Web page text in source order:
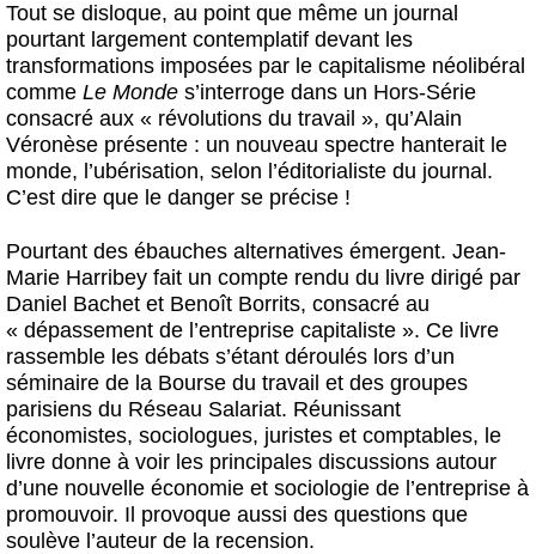
Tout se disloque, au point que même un journal
pourtant largement contemplatif devant les
transformations imposées par le capitalisme néolibéral
comme Le Monde s’interroge dans un Hors-Série
consacré aux « révolutions du travail », qu’Alain
Véronèse présente : un nouveau spectre hanterait le
monde, l’ubérisation, selon l’éditorialiste du journal.
C’est dire que le danger se précise !
Pourtant des ébauches alternatives émergent. Jean-
Marie Harribey fait un compte rendu du livre dirigé par
Daniel Bachet et Benoît Borrits, consacré au
« dépassement de l’entreprise capitaliste ». Ce livre
rassemble les débats s’étant déroulés lors d’un
séminaire de la Bourse du travail et des groupes
parisiens du Réseau Salariat. Réunissant
économistes, sociologues, juristes et comptables, le
livre donne à voir les principales discussions autour
d’une nouvelle économie et sociologie de l’entreprise à
promouvoir. Il provoque aussi des questions que
soulève l’auteur de la recension.